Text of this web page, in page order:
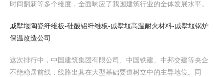
时间翻新等多个维度，全面响应了我国建筑行业的全体发展水平。
戚墅堰陶瓷纤维板-硅酸铝纤维板-戚墅堰高温耐火材料-戚墅堰锅炉
保温改造公司
这次排行中，中国建筑集团有限公司、中国铁建、中邦交建等央企
不绝稳居前线，线路出其在大型基础要道树立中的主导地位。同